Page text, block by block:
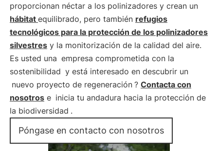
proporcionan néctar a los polinizadores y crean un
hábitat equilibrado, pero también refugios
tecnológicos para la protección de los polinizadores
silvestres y la monitorización de la calidad del aire.
Es usted una empresa comprometida con la
sostenibilidad y está interesado en descubrir un
nuevo proyecto de regeneración ? Contacta con
nosotros e inicia tu andadura hacia la protección de
la biodiversidad .
Póngase en contacto con nosotros